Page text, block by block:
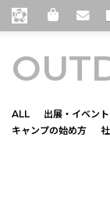
ALL 出展・イベン
キャンプの始め方